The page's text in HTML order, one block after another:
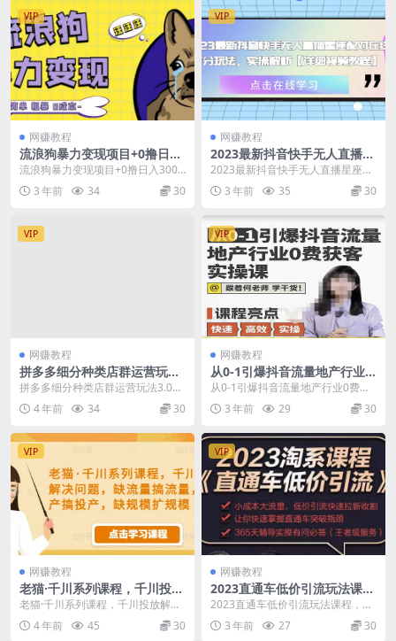
VIP
网赚教程
流浪狗暴力变现项目+0撸日入
3000+的案例分享课【项目流
程+操作详解】
流浪狗暴力变现项目+0撸日入3000
+的案例分享课【项目流程+操作详
解】 靠流浪...
3 年前 34 30
VIP
网赚教程
2023最新抖音快手无人直播星
座配对在线打分玩法，实操解
析【详细视频教程】
2023最新抖音快手无人直播星座配
对在线打分玩法，实操解析【详细
视频教程】 今天...
3 年前 35 30
VIP
网赚教程
拼多多细分种类店群运营玩法
3.0，11月最新玩法，小白也
拼多多细分种类店群运营玩法3.0，
11月最新玩法，小白也可以操作 拼
多多暴力细分...
4 年前 34 30
VIP
网赚教程
从0-1引爆抖音流量地产行业0
费获客实操课，跟着地产人何
老师，快速高效实操学干货
从0-1引爆抖音流量地产行业0费获
客实操课，跟着地产人何老师，快
速高效实操学干货...
3 年前 29 30
VIP
网赚教程
老猫·千川系列课程，千川投放
解决问题，缺流量搞流量，缺
投产搞投产，缺规模扩规模
老猫·千川系列课程，千川投放解决
问题，缺流量搞流量，缺投产搞投
产，缺规模扩规模 ...
4 年前 45 30
VIP
网赚教程
2023直通车低价引流玩法课
程，小成本大流量，低价引流
快速拉新收割，让你快速掌握
直通车突破瓶颈
2023直通车低价引流玩法课程，小
成本大流量，低价引流快速拉新收
割，让你快速掌握...
3 年前 27 30